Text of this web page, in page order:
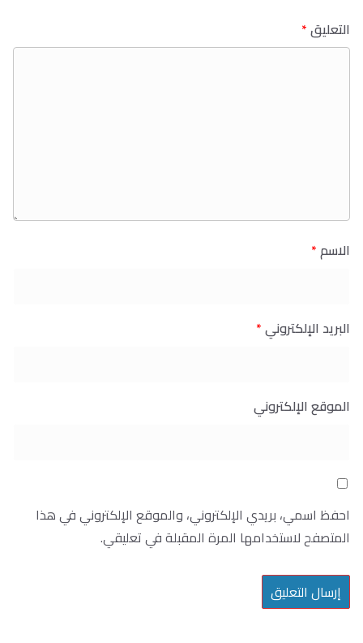
التعليق*
الاسم*
البريد الإلكتروني*
الموقع الإلكتروني
احفظ اسمي، بريدي الإلكتروني، والموقع الإلكتروني في هذا
المتصفح لاستخدامها المرة المقبلة في تعليقي.